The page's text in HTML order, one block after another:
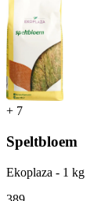
+ 7
Speltbloem
Ekoplaza - 1 kg